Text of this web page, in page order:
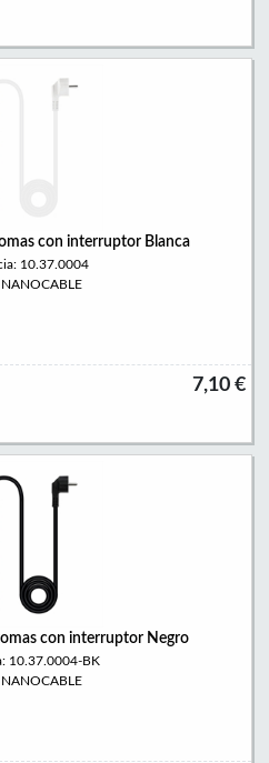
con interruptor Blanca
10.37.0004
7,10 €
con interruptor Negro
10.37.0004-BK